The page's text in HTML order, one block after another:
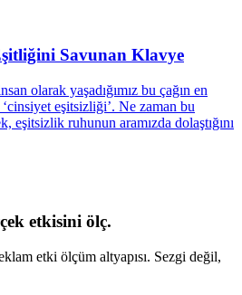
Savunan Klavye
olarak yaşadığımız bu çağın en
eşitsizliği’. Ne zaman bu
eşitsizlik ruhunun aramızda dolaştığını
etkisini ölç.
etki ölçüm altyapısı. Sezgi değil,